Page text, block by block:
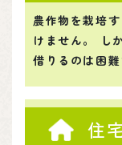
農作物を栽培
けません。 し
借りるのは困難
住